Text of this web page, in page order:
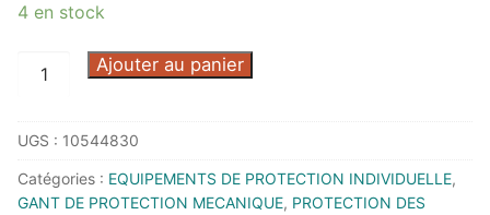
4 en stock
quantité
HYFLEX
11-
840
Ajouter au panier
UGS : 10544830
Catégories : EQUIPEMENTS DE PROTECTION INDIVIDUELLE,
GANT DE PROTECTION MECANIQUE, PROTECTION DES